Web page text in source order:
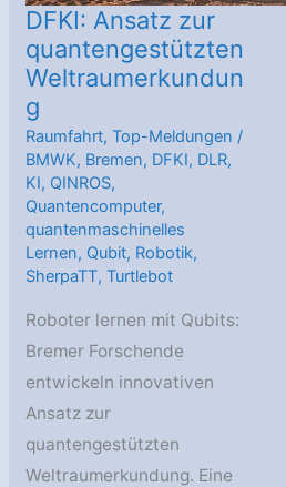
autonom
Lavahöhle
auf
Lanzarote
DFKI: Ansatz zur
quantengestützten
Weltraumerkundun
g
Raumfahrt,Top-Meldungen /
BMWK, Bremen, DFKI, DLR,
KI, QINROS,
Quantencomputer,
quantenmaschinelles
Lernen, Qubit, Robotik,
SherpaTT,Turtlebot
Roboter lernen mit Qubits:
Bremer Forschende
entwickeln innovativen
Ansatz zur
quantengestützten
Weltraumerkundung. Eine